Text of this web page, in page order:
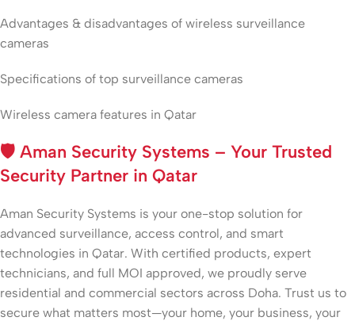
Advantages & disadvantages of wireless surveillance
cameras
Specifications of top surveillance cameras
Wireless camera features in Qatar
🛡️ Aman Security Systems – Your Trusted
Security Partner in Qatar
Aman Security Systems is your one-stop solution for
advanced surveillance, access control, and smart
technologies in Qatar. With certified products, expert
technicians, and full MOI approved, we proudly serve
residential and commercial sectors across Doha. Trust us to
secure what matters most—your home, your business, your